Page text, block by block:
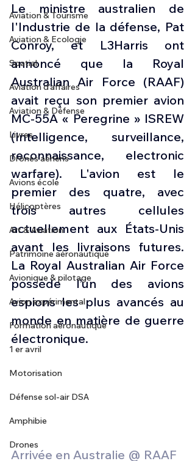
Aviation & Tourisme
Aviation & Ecologie
Spatial
Aviation d'affaires
Aviation & Défense
Livres
Drones aériens
Avions école
Hélicoptères
Art & Aviation
Patrimoine aéronautique
Avionique & pilotage
Avion expérimental
Formation aéronautique
1 er avril
Motorisation
Défense sol-air DSA
Amphibie
Drones
Le ministre australien de
l'Industrie de la défense, Pat
Conroy, et L3Harris ont
annoncé que la Royal
Australian Air Force (RAAF)
avait reçu son premier avion
MC-55A « Peregrine » ISREW
(Intelligence, surveillance,
reconnaissance, electronic
warfare). L'avion est le
premier des quatre, avec
trois autres cellules
actuellement aux États-Unis
avant les livraisons futures.
La Royal Australian Air Force
possède l’un des avions
espions les plus avancés au
monde en matière de guerre
électronique.
Arrivée en Australie @ RAAF